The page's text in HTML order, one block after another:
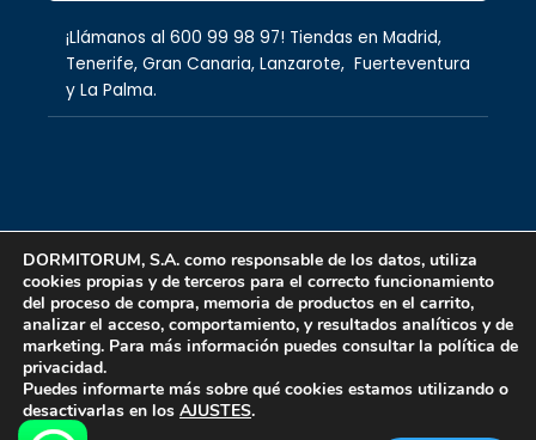
¡Llámanos al 600 99 98 97! Tiendas en Madrid,
Tenerife, Gran Canaria, Lanzarote, Fuerteventura
y La Palma.
Copyright © 2026 dormitorum S.A.
DORMITORUM, S.A. como responsable de los datos, utiliza
cookies propias y de terceros para el correcto funcionamiento
del proceso de compra, memoria de productos en el carrito,
analizar el acceso, comportamiento, y resultados analíticos y de
marketing. Para más información puedes consultar la política de
privacidad.
Puedes informarte más sobre qué cookies estamos utilizando o
desactivarlas en los AJUSTES.